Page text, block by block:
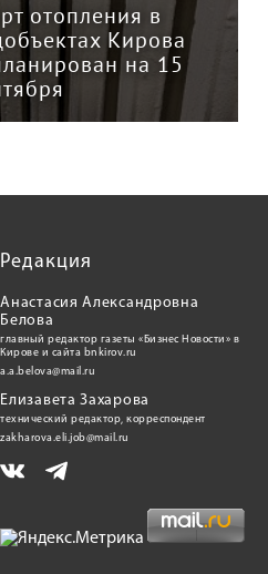
отопления в
Кирова
на 15
Редакция
Анастасия Александровна
Белова
главный редактор газеты «Бизнес Новости» в
Кирове и сайта bnkirov.ru
a.a.belova@mail.ru
Елизавета Захарова
технический редактор, корреспондент
zakharova.eli.job@mail.ru